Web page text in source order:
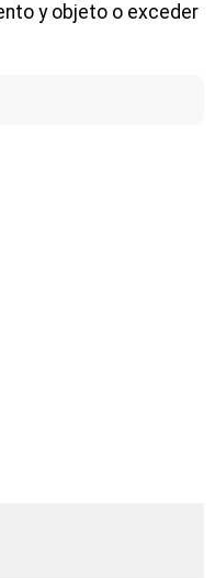
y objeto o exceder